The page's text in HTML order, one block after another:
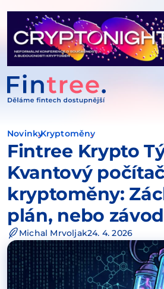
NovinkyKryptoměny
Fintree Krypto
Kvantový
kryptoměny:
plán, nebo
Michal Mrvoljak24. 4. 2026